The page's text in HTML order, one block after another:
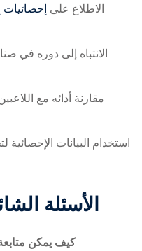
الاطلاع على إحصائيات
الانتباه إلى دوره
مقارنة أدائه مع
استخدام البيانات
الأسئلة
كيف يمكن